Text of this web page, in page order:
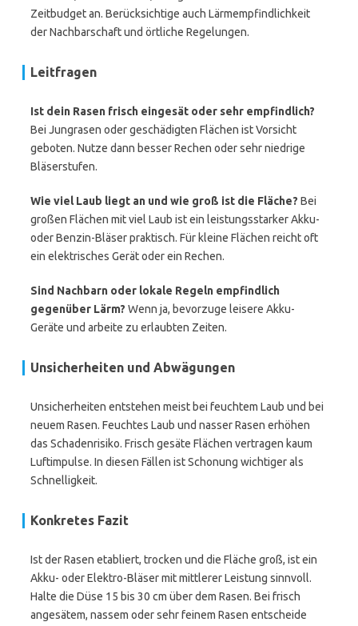
Zeitbudget an. Berücksichtige auch Lärmempfindlichkeit
der Nachbarschaft und örtliche Regelungen.
Leitfragen
Ist dein Rasen frisch eingesät oder sehr empfindlich?
Bei Jungrasen oder geschädigten Flächen ist Vorsicht
geboten. Nutze dann besser Rechen oder sehr niedrige
Bläserstufen.
Wie viel Laub liegt an und wie groß ist die Fläche? Bei
großen Flächen mit viel Laub ist ein leistungsstarker Akku-
oder Benzin-Bläser praktisch. Für kleine Flächen reicht oft
ein elektrisches Gerät oder ein Rechen.
Sind Nachbarn oder lokale Regeln empfindlich
gegenüber Lärm? Wenn ja, bevorzuge leisere Akku-
Geräte und arbeite zu erlaubten Zeiten.
Unsicherheiten und Abwägungen
Unsicherheiten entstehen meist bei feuchtem Laub und bei
neuem Rasen. Feuchtes Laub und nasser Rasen erhöhen
das Schadenrisiko. Frisch gesäte Flächen vertragen kaum
Luftimpulse. In diesen Fällen ist Schonung wichtiger als
Schnelligkeit.
Konkretes Fazit
Ist der Rasen etabliert, trocken und die Fläche groß, ist ein
Akku- oder Elektro-Bläser mit mittlerer Leistung sinnvoll.
Halte die Düse 15 bis 30 cm über dem Rasen. Bei frisch
angesätem, nassem oder sehr feinem Rasen entscheide